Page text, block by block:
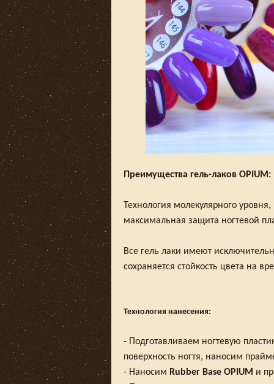
Преимущества гель-лаков OPIUM :
Технология молекулярного
максимальная защита ногтевой
Все гель лаки имеют
сохраняется стойкость цвета на
Технология нанесения:
- Подготавливаем ногтевую
поверхность ногтя, наносим
- Наносим Rubber Base OPIUM и